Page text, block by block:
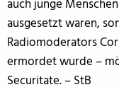
auch junge
ausgesetzt waren,
Radiomoderators
ermordet wurde –
Securitate. – StB